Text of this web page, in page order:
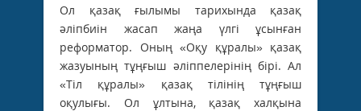
Ол қазақ ғылымы тарихында қазақ
әліпбиін жасап жаңа үлгі ұсынған
реформатор. Оның «Оқу құралы» қазақ
жазуының тұңғыш әліппелерінің бірі. Ал
«Тіл құралы» қазақ тілінің тұңғыш
оқулығы. Ол ұлтына, қазақ халқына